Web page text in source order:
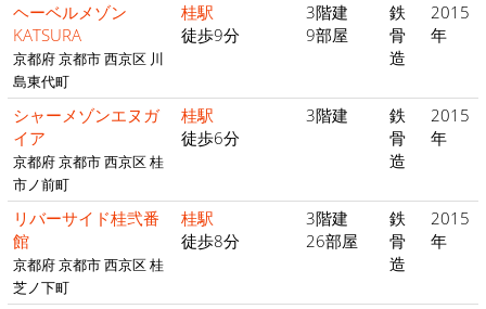
ヘーベルメゾン
KATSURA
京都府 京都市 西京区 川
島東代町
桂駅
徒歩9分
3階建
9部屋
鉄
骨
造
2015
年
シャーメゾンエヌガ
イア
京都府 京都市 西京区 桂
市ノ前町
桂駅
徒歩6分
3階建
鉄
骨
造
2015
年
リバーサイド桂弐番
館
京都府 京都市 西京区 桂
芝ノ下町
桂駅
徒歩8分
3階建
26部屋
鉄
骨
造
2015
年